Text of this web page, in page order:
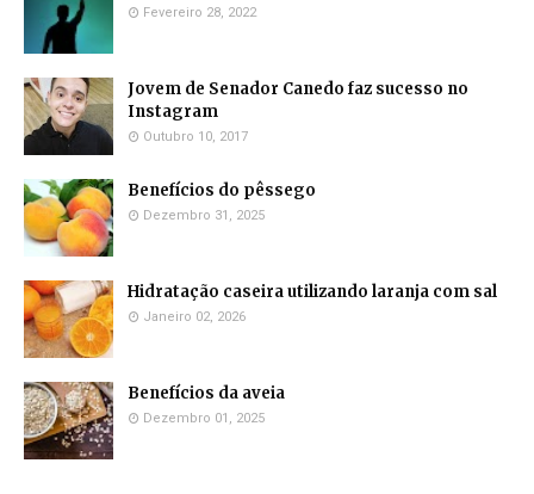
Fevereiro 28, 2022
Jovem de Senador Canedo faz sucesso no
Instagram
Outubro 10, 2017
Benefícios do pêssego
Dezembro 31, 2025
Hidratação caseira utilizando laranja com sal
Janeiro 02, 2026
Benefícios da aveia
Dezembro 01, 2025